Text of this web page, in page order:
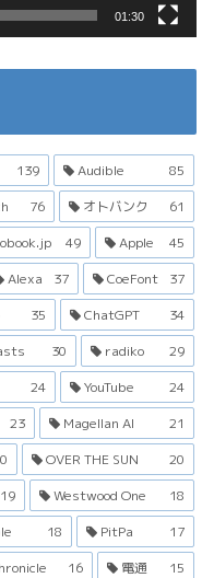
01:30
139 Audible
85
76 オトバンク
61
49 Apple
45
Alexa 37 CoeFont
37
35 ChatGPT
34
30 radiko
29
24 YouTube
24
23 Magellan AI
21
OVER THE SUN
20
19 Westwood One
18
18 PitPa
17
16 電通
15